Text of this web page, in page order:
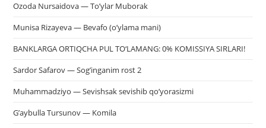
Ozoda Nursaidova — To’ylar Muborak
Munisa Rizayeva — Bevafo (o’ylama mani)
BANKLARGA ORTIQCHA PUL TO‘LAMANG: 0% KOMISSIYA SIRLARI!
Sardor Safarov — Sog’inganim rost 2
Muhammadziyo — Sevishsak sevishib qo’yorasizmi
G’aybulla Tursunov — Komila